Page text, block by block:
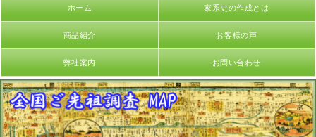
ホーム 家系史の作成とは
商品紹介 お客様の声
弊社案内 お問い合わせ